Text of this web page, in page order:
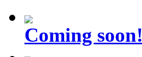
Coming soon!